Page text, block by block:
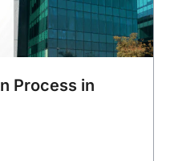
Process in